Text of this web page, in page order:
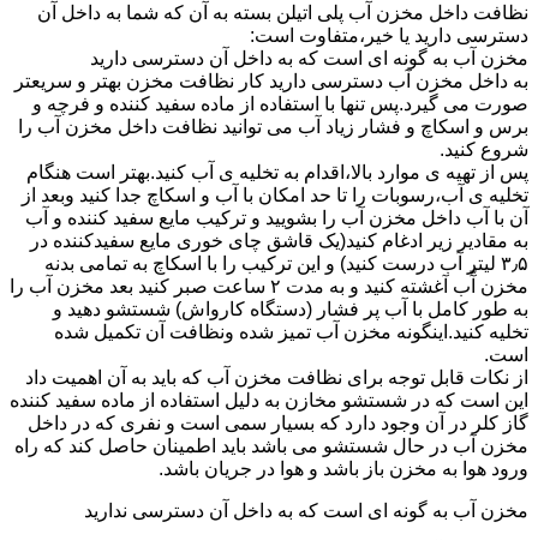
نظافت داخل مخزن آب پلی اتیلن بسته به آن که شما به داخل آن
دسترسی دارید یا خیر،متفاوت است:
مخزن آب به گونه ای است که به داخل آن دسترسی دارید
به داخل مخزن آب دسترسی دارید کار نظافت مخزن بهتر و سریعتر
صورت می گیرد.پس تنها با استفاده از ماده سفید کننده و فرچه و
برس و اسکاچ و فشار زیاد آب می توانید نظافت داخل مخزن آب را
شروع کنید.
پس از تهیه ی موارد بالا،اقدام به تخلیه ی آب کنید.بهتر است هنگام
تخلیه ی آب،رسوبات را تا حد امکان با آب و اسکاچ جدا کنید وبعد از
آن با آب داخل مخزن آب را بشویید و ترکیب مایع سفید کننده و آب
به مقادیر زیر ادغام کنید(یک قاشق چای خوری مایع سفیدکننده در
۳٫۵ لیتر آب درست کنید) و این ترکیب را با اسکاچ به تمامی بدنه
مخزن آّب آغشته کنید و به مدت ۲ ساعت صبر کنید بعد مخزن آب را
به طور کامل با آب پر فشار (دستگاه کارواش) شستشو دهید و
تخلیه کنید.اینگونه مخزن آب تمیز شده ونظافت آن تکمیل شده
است.
از نکات قابل توجه برای نظافت مخزن آب که باید به آن اهمیت داد
این است که در شستشو مخازن به دلیل استفاده از ماده سفید کننده
گاز کلر در آن وجود دارد که بسیار سمی است و نفری که در داخل
مخزن آب در حال شستشو می باشد باید اطمینان حاصل کند که راه
ورود هوا به مخزن باز باشد و هوا در جریان باشد.
مخزن آب به گونه ای است که به داخل آن دسترسی ندارید